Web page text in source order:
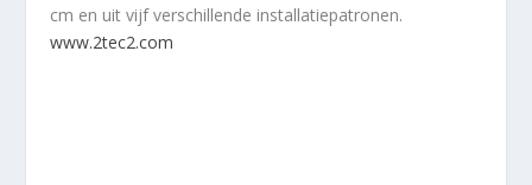
cm en uit vijf verschillende installatiepatronen.
www.2tec2.com